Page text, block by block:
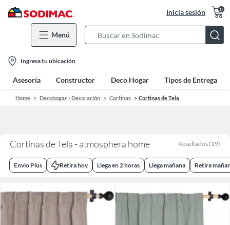
Inicia sesión 0
Menú
Bar
location-
icon
Ingresa tu ubicación
Asesoría Constructor Deco Hogar Tipos de Entrega
Home Decohogar - Decoración Cortinas Cortinas de Tela
Cortinas de Tela - atmosphera home Resultados (19)
Envio Plus Retira hoy Llega en 2 horas Llega mañana Retira